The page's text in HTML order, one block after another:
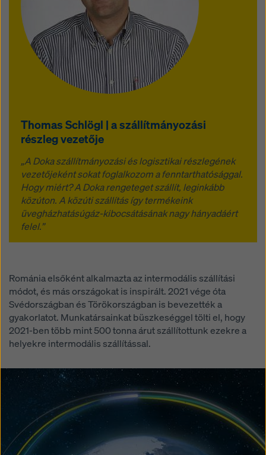
Thomas Schlögl | a szállítmányozási
részleg vezetője
„A Doka szállítmányozási és logisztikai részlegének
vezetőjeként sokat foglalkozom a fenntarthatósággal.
Hogy miért? A Doka rengeteget szállít, leginkább
közúton. A közúti szállítás így termékeink
üvegházhatásúgáz-kibocsátásának nagy hányadáért
felel.”
Románia elsőként alkalmazta az intermodális szállítási
módot, és más országokat is inspirált. 2021 vége óta
Svédországban és Törökországban is bevezették a
gyakorlatot. Munkatársainkat büszkeséggel tölti el, hogy
2021-ben több mint 500 tonna árut szállítottunk ezekre a
helyekre intermodális szállítással.